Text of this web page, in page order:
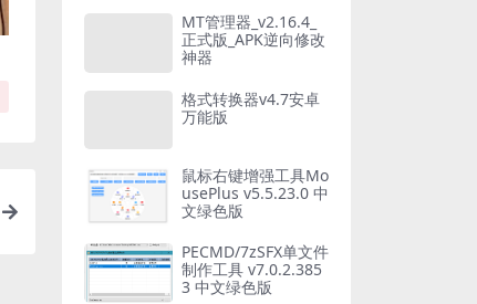
MT管理器_v2.16.4_
正式版_APK逆向修改
神器
格式转换器v4.7安卓
万能版
鼠标右键增强工具Mo
usePlus v5.5.23.0 中
文绿色版
PECMD/7zSFX单文件
制作工具 v7.0.2.385
3 中文绿色版